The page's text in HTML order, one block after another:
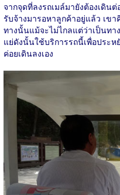
จากจุดที่ลงรถเมล์มายังต้องเดิน
รับจ้างมารอหาลูกค้าอยู่แล้ว เข
ทางนั้นแม้จะไม่ไกลแต่ว่าเป็นท
แย่ดังนั้นใช้บริการรถนี้เพื่อประห
ค่อยเดินลงเอง